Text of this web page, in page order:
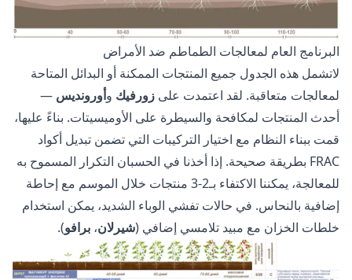
البرنامج العام لمعالجات الطماطم ضد الأمراض
لاتشمل هذه الجدول جميع المنتجات الممكنة أو البدائل المتاحة
لمعالجات متعاقبة. لقد اعتمدت على زورفيك وأورونديس —
أحدث المنتجات لمكافحة والسيطرة على الأوميسيتات. بناءً عليها،
قمت ببناء النظام مع اختيار التركيبات التي تضمن تبديل أكواد
FRAC بطريقة صحيحة. إذا أخذنا في الحسبان التكرار المسموح به
للمعالجة، يمكننا الاكتفاء بـ2-3 منتجات خلال الموسم مع إحاطة
إضافية بالنحاس. في حالات تفشي الوباء الشديد، يمكن استخدام
خلطات الخزان مع مبيد تلامسي إضافي (شيرلان، برافو).